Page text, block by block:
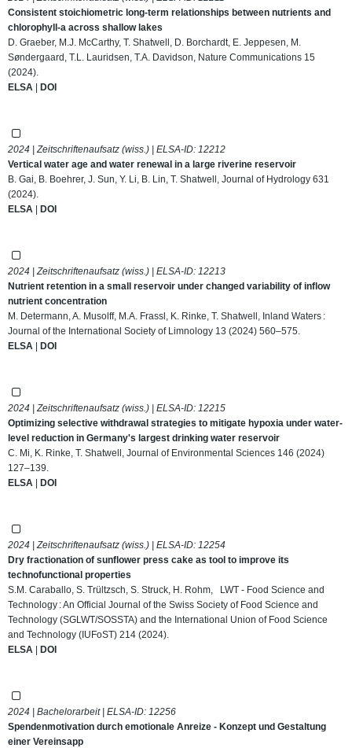
Consistent stoichiometric long-term relationships between nutrients and
chlorophyll-a across shallow lakes
D. Graeber, M.J. McCarthy, T. Shatwell, D. Borchardt, E. Jeppesen, M.
Søndergaard, T.L. Lauridsen, T.A. Davidson, Nature Communications 15
(2024).
ELSA | DOI
2024 | Zeitschriftenaufsatz (wiss.) | ELSA-ID: 12212
Vertical water age and water renewal in a large riverine reservoir
B. Gai, B. Boehrer, J. Sun, Y. Li, B. Lin, T. Shatwell, Journal of Hydrology 631
(2024).
ELSA | DOI
2024 | Zeitschriftenaufsatz (wiss.) | ELSA-ID: 12213
Nutrient retention in a small reservoir under changed variability of inflow
nutrient concentration
M. Determann, A. Musolff, M.A. Frassl, K. Rinke, T. Shatwell, Inland Waters :
Journal of the International Society of Limnology 13 (2024) 560–575.
ELSA | DOI
2024 | Zeitschriftenaufsatz (wiss.) | ELSA-ID: 12215
Optimizing selective withdrawal strategies to mitigate hypoxia under water-
level reduction in Germany's largest drinking water reservoir
C. Mi, K. Rinke, T. Shatwell, Journal of Environmental Sciences 146 (2024)
127–139.
ELSA | DOI
2024 | Zeitschriftenaufsatz (wiss.) | ELSA-ID: 12254
Dry fractionation of sunflower press cake as tool to improve its
technofunctional properties
S.M. Caraballo, S. Trültzsch, S. Struck, H. Rohm, LWT - Food Science and
Technology : An Official Journal of the Swiss Society of Food Science and
Technology (SGLWT/SOSSTA) and the International Union of Food Science
and Technology (IUFoST) 214 (2024).
ELSA | DOI
2024 | Bachelorarbeit | ELSA-ID: 12256
Spendenmotivation durch emotionale Anreize - Konzept und Gestaltung
einer Vereinsapp